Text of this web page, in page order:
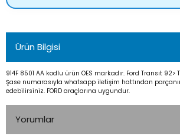
Ürün Bilgisi
914F 8501 AA kodlu ürün OES markadır. Ford Transıt 92>
Şase numarasıyla whatsapp iletişim hattından
edebilirsiniz. FORD araçlarına uygundur.
Yorumlar